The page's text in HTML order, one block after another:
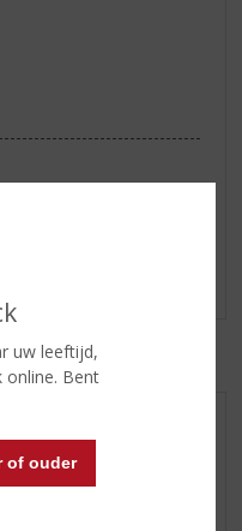
uw leeftijd,
online. Bent
of ouder